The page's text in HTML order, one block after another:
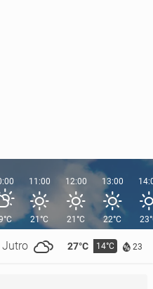
Jutro 27°C 14°C 23
11:00
21°C
12:00
21°C
13:00
22°C